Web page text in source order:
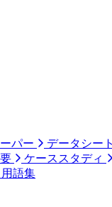
パー
データシー
ケーススタディ
用語集